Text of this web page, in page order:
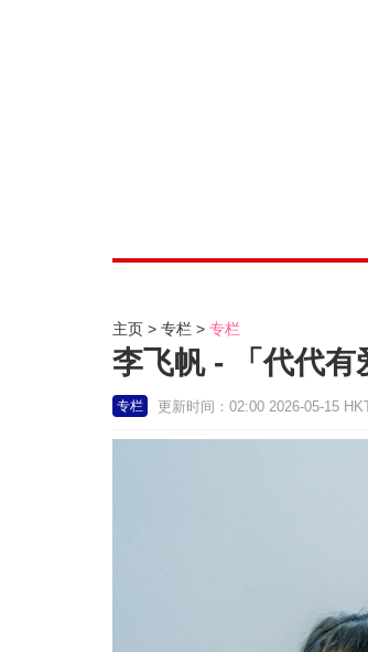
主页 专栏 专栏
李飞帆 - 「代代
专栏 更新时间：02:00 2026-05-15